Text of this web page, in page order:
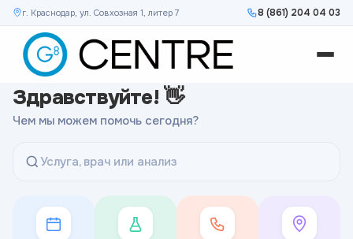
г. Краснодар, ул. Совхозная 1, литер 7 8 (861) 204 04 03
Здравствуйте! 👋
Чем мы можем помочь сегодня?
Услуга, врач или анализ